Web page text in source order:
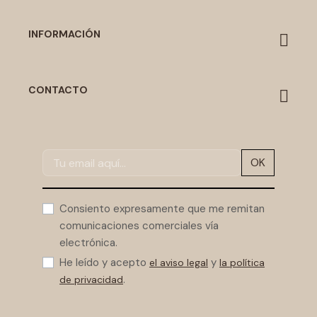
INFORMACIÓN
CONTACTO
OK
Consiento expresamente que me remitan
comunicaciones comerciales vía
electrónica.
He leído y acepto el aviso legal y la política
de privacidad.